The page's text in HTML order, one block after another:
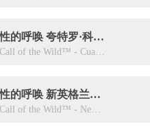
猎人：野性的呼唤 夸特罗·科利纳斯自然保护区DLC
theHunter: Call of the Wild™ - Cuatro Colinas Game Reserve
猎人：野性的呼唤 新英格兰山脉DLC
theHunter: Call of the Wild™ - New England Mountains